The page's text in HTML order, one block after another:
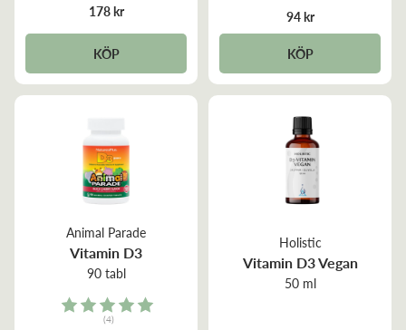
178 kr
KÖP
94 kr
KÖP
Animal Parade
Vitamin D3
90 tabl
Rating:
(4)
Holistic
Vitamin D3 Vegan
50 ml